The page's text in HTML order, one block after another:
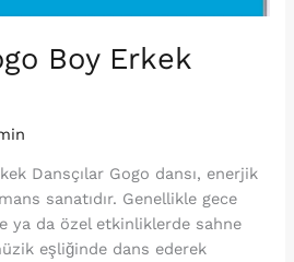
Boy Erkek
Dansçılar Gogo dansı, enerjik
sanatıdır. Genellikle gece
ya da özel etkinliklerde sahne
eşliğinde dans ederek